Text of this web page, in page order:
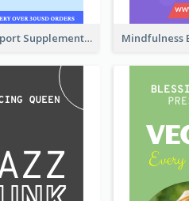
Study Support Supplement Wide Skyscraper Banner Design